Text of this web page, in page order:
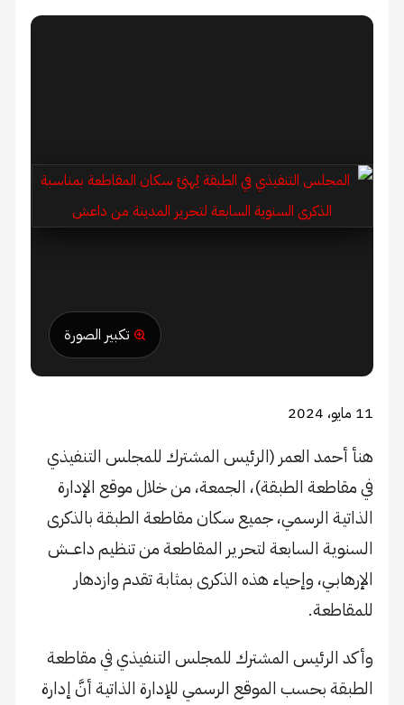
تكبير الصورة
11 مايو، 2024
هنأ أحمد العمر (الرئيس المشترك للمجلس التنفيذي
في مقاطعة الطبقة)، الجمعة، من خلال موقع الإدارة
الذاتية الرسمي، جميع سكان مقاطعة الطبقة بالذكرى
السنوية السابعة لتحرير المقاطعة من تنظيم داعـــش
الإرهابـي، وإحياء هذه الذكرى بمثابة تقدم وازدهار
للمقاطعة.
وأكد الرئيس المشترك للمجلس التنفيذي في مقاطعة
الطبقة بحسب الموقع الرسمي للإدارة الذاتية أنَّ إدارة